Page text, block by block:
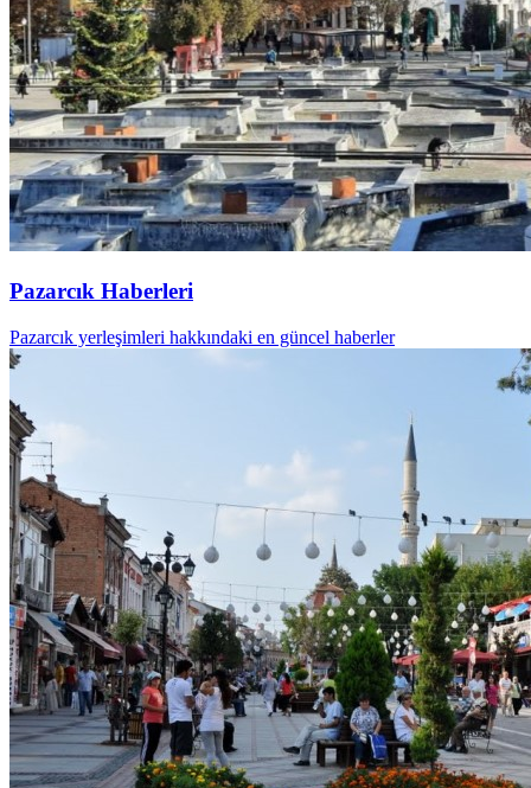
Pazarcık Haberleri
Pazarcık yerleşimleri hakkındaki en güncel haberler